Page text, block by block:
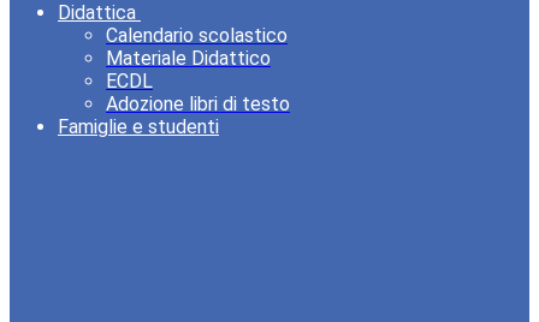
Didattica
Calendario scolastico
Materiale Didattico
ECDL
Adozione libri di testo
Famiglie e studenti